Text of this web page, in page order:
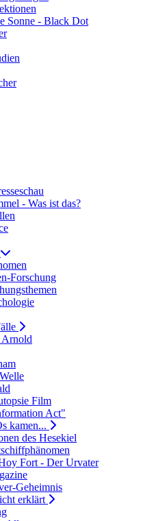
Sonne - Black Dot
- Was ist das?
Forschung
Arnold
Film
Act"
kamen...
des Hesekiel
Fort - Der Urvater
Geheimnis
erklärt